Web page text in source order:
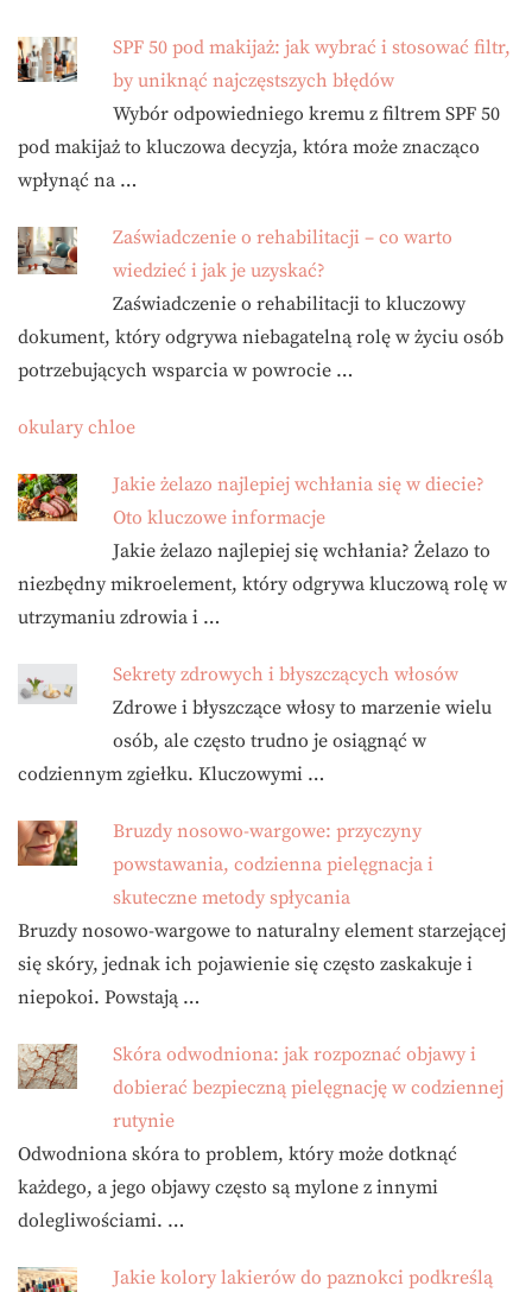
SPF 50 pod makijaż: jak wybrać i stosować filtr,
by uniknąć najczęstszych błędów
Wybór odpowiedniego kremu z filtrem SPF 50
pod makijaż to kluczowa decyzja, która może znacząco
wpłynąć na …
Zaświadczenie o rehabilitacji – co warto
wiedzieć i jak je uzyskać?
Zaświadczenie o rehabilitacji to kluczowy
dokument, który odgrywa niebagatelną rolę w życiu osób
potrzebujących wsparcia w powrocie …
okulary chloe
Jakie żelazo najlepiej wchłania się w diecie?
Oto kluczowe informacje
Jakie żelazo najlepiej się wchłania? Żelazo to
niezbędny mikroelement, który odgrywa kluczową rolę w
utrzymaniu zdrowia i …
Sekrety zdrowych i błyszczących włosów
Zdrowe i błyszczące włosy to marzenie wielu
osób, ale często trudno je osiągnąć w
codziennym zgiełku. Kluczowymi …
Bruzdy nosowo-wargowe: przyczyny
powstawania, codzienna pielęgnacja i
skuteczne metody spłycania
Bruzdy nosowo-wargowe to naturalny element starzejącej
się skóry, jednak ich pojawienie się często zaskakuje i
niepokoi. Powstają …
Skóra odwodniona: jak rozpoznać objawy i
dobierać bezpieczną pielęgnację w codziennej
rutynie
Odwodniona skóra to problem, który może dotknąć
każdego, a jego objawy często są mylone z innymi
dolegliwościami. …
Jakie kolory lakierów do paznokci podkreślą